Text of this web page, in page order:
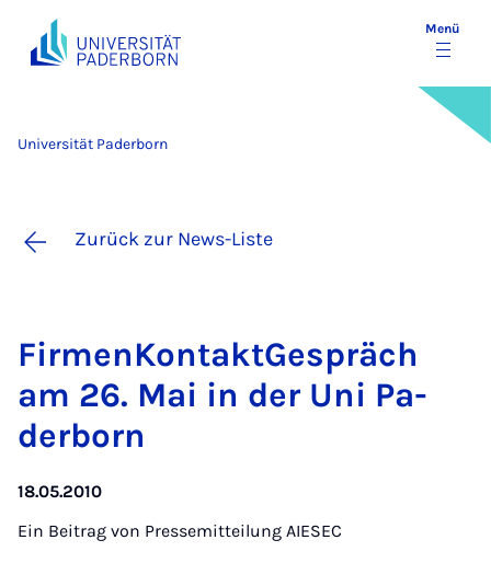
Menü
Universität Paderborn
Zurück zur News-Liste
Fir­men­Kon­takt­Ge­spräch
am 26. Mai in der Uni Pa­
der­born
18.05.2010
Ein Beitrag von Pressemitteilung AIESEC